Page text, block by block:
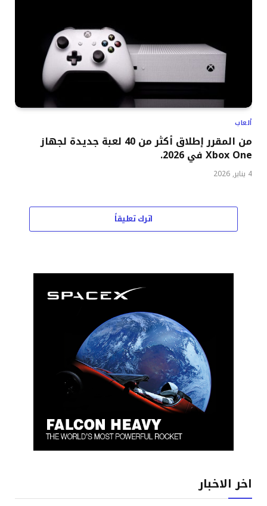
ألعاب
من المقرر إطلاق أكثر من 40 لعبة جديدة لجهاز
Xbox One في 2026.
4 يناير, 2026
اترك تعليقاً
اخر الاخبار